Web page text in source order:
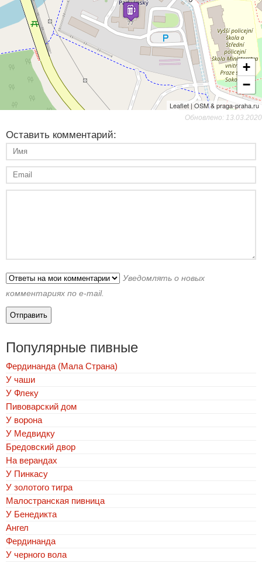
+
−
Leaflet | OSM & praga-praha.ru
Обновлено: 13.03.2020
Оставить комментарий:
Уведомлять о новых
комментариях по e-mail.
Популярные пивные
Фердинанда (Мала Страна)
У чаши
У Флеку
Пивоварский дом
У ворона
У Медвидку
Бредовский двор
На верандах
У Пинкасу
У золотого тигра
Малостранская пивница
У Бенедикта
Ангел
Фердинанда
У черного вола